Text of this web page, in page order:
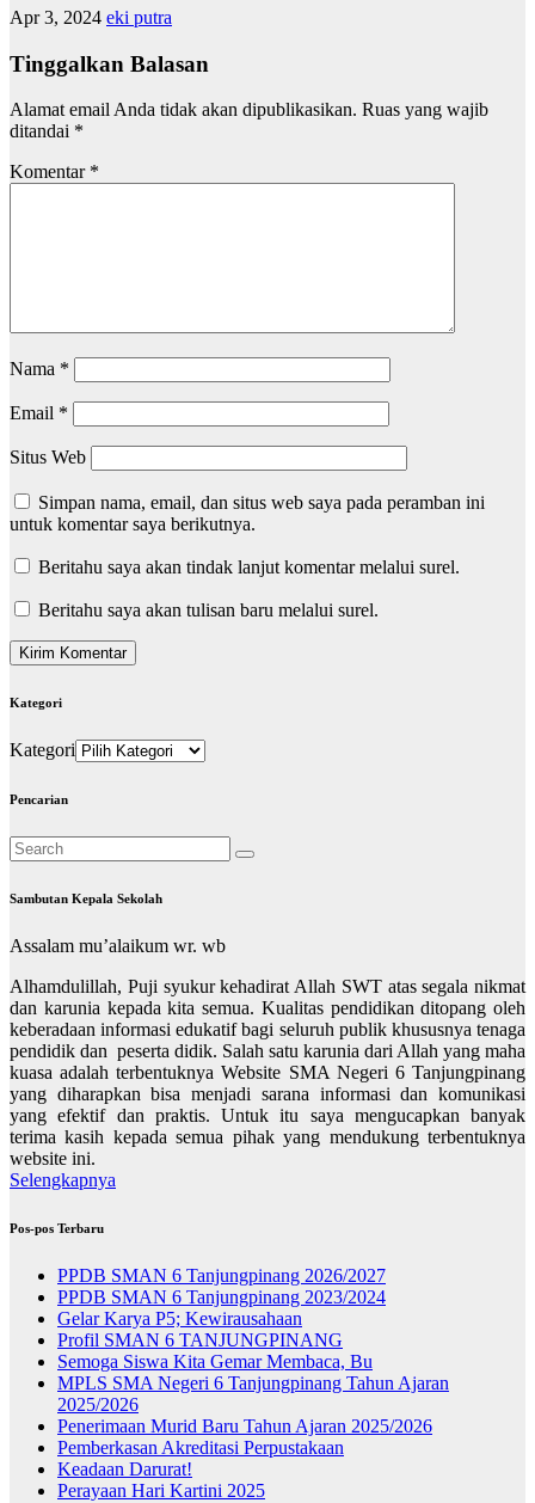
Apr 3, 2024 eki putra
Tinggalkan Balasan
Alamat email Anda tidak akan dipublikasikan. Ruas yang wajib
ditandai *
Komentar *
Nama *
Email *
Situs Web
Simpan nama, email, dan situs web saya pada peramban ini
untuk komentar saya berikutnya.
Beritahu saya akan tindak lanjut komentar melalui surel.
Beritahu saya akan tulisan baru melalui surel.
Kategori
Kategori
Pencarian
Sambutan Kepala Sekolah
Assalam mu’alaikum wr. wb
Alhamdulillah, Puji syukur kehadirat Allah SWT atas segala nikmat
dan karunia kepada kita semua. Kualitas pendidikan ditopang oleh
keberadaan informasi edukatif bagi seluruh publik khususnya tenaga
pendidik dan peserta didik. Salah satu karunia dari Allah yang maha
kuasa adalah terbentuknya Website SMA Negeri 6 Tanjungpinang
yang diharapkan bisa menjadi sarana informasi dan komunikasi
yang efektif dan praktis. Untuk itu saya mengucapkan banyak
terima kasih kepada semua pihak yang mendukung terbentuknya
website ini.
Selengkapnya
Pos-pos Terbaru
PPDB SMAN 6 Tanjungpinang 2026/2027
PPDB SMAN 6 Tanjungpinang 2023/2024
Gelar Karya P5; Kewirausahaan
Profil SMAN 6 TANJUNGPINANG
Semoga Siswa Kita Gemar Membaca, Bu
MPLS SMA Negeri 6 Tanjungpinang Tahun Ajaran
2025/2026
Penerimaan Murid Baru Tahun Ajaran 2025/2026
Pemberkasan Akreditasi Perpustakaan
Keadaan Darurat!
Perayaan Hari Kartini 2025